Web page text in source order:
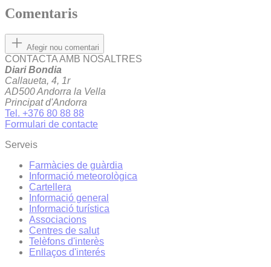
Comentaris
Afegir nou comentari
CONTACTA AMB NOSALTRES
Diari Bondia
Callaueta, 4, 1r
AD500 Andorra la Vella
Principat d'Andorra
Tel. +376 80 88 88
Formulari de contacte
Serveis
Farmàcies de guàrdia
Informació meteorològica
Cartellera
Informació general
Informació turística
Associacions
Centres de salut
Telèfons d'interès
Enllaços d'interés